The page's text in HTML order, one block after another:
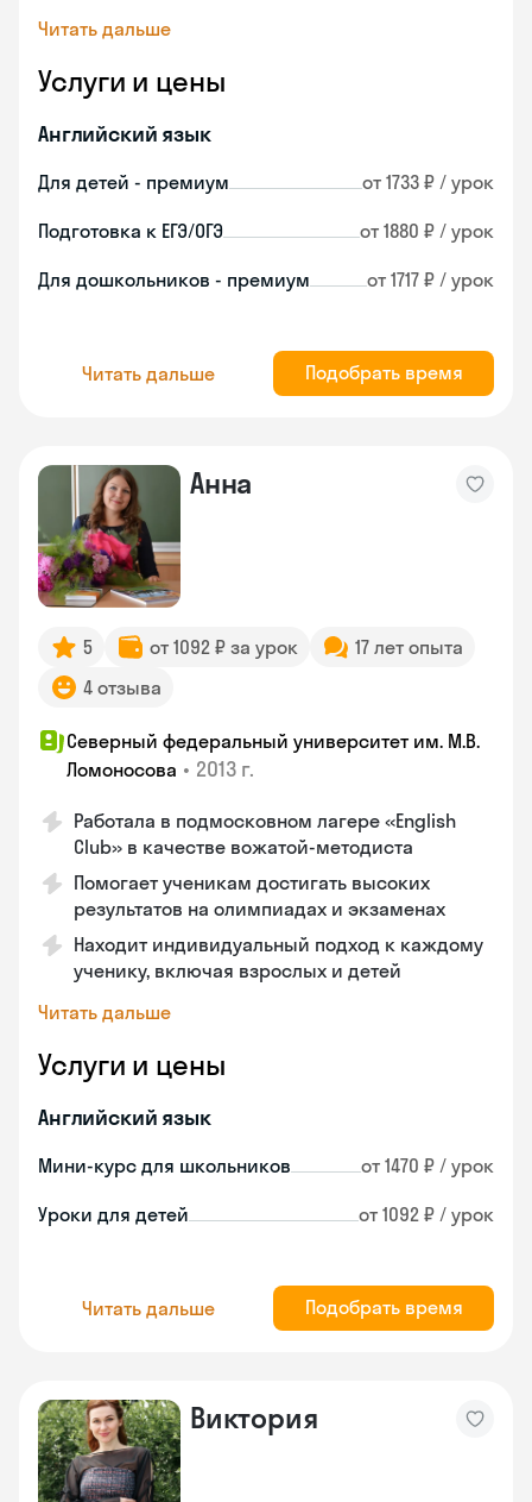
Читать дальше
Услуги и цены
Английский язык
Для детей - премиум от 1733 ₽ / урок
Подготовка к ЕГЭ/ОГЭ от 1880 ₽ / урок
Для дошкольников - премиум от 1717 ₽ / урок
Читать дальше Подобрать время
Анна
5 от 1092 ₽ за урок
17 лет опыта
4 отзыва
Северный федеральный университет им. М.В.
Ломоносова • 2013 г.
Работала в подмосковном лагере «English
Club» в качестве вожатой-методиста
Помогает ученикам достигать высоких
результатов на олимпиадах и экзаменах
Находит индивидуальный подход к каждому
ученику, включая взрослых и детей
Читать дальше
Услуги и цены
Английский язык
Мини-курс для школьников от 1470 ₽ / урок
Уроки для детей от 1092 ₽ / урок
Читать дальше Подобрать время
Виктория